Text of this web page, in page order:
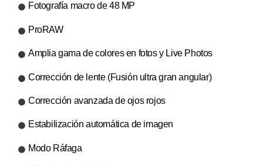
Fotografía macro de 48 MP
ProRAW
Amplia gama de colores en fotos y Live Photos
Corrección de lente (Fusión ultra gran angular)
Corrección avanzada de ojos rojos
Estabilización automática de imagen
Modo Ráfaga